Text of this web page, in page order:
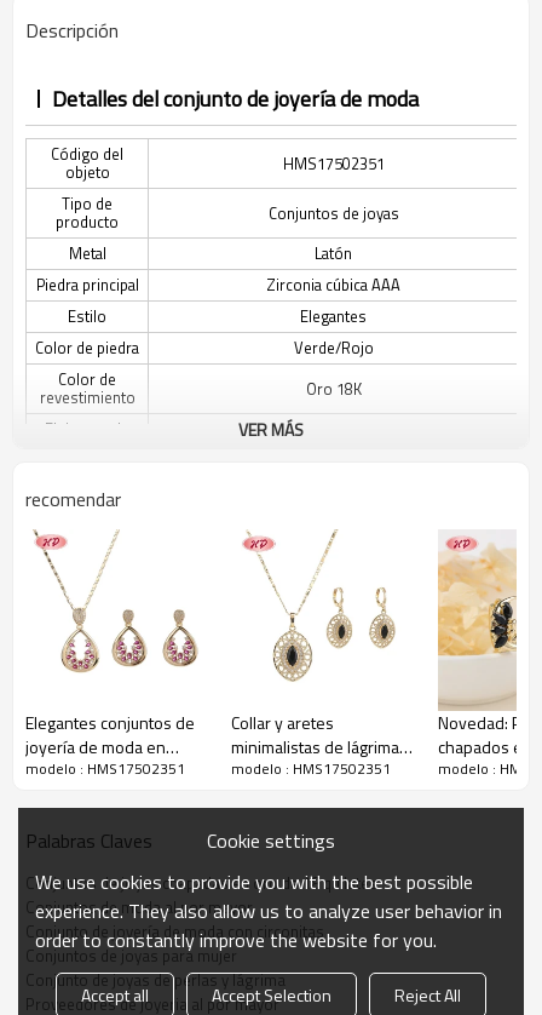
Descripción
Detalles del conjunto de joyería de moda
Código del
objeto
HMS17502351
Tipo de
producto
Conjuntos de joyas
Metal
Latón
Piedra principal
Zirconia cúbica AAA
Estilo
Elegantes
Color de piedra
Verde/Rojo
Color de
revestimiento
Oro 18K
El tiempo de
Descripción del conjunto de joyería de moda
VER MÁS
recomendar
Elegantes conjuntos de
joyería de moda en
forma de lágrima |
modelo : HMS17502351
Collar y aretes
minimalistas de lágrima
bañados en oro de 18
latón
modelo : HMS17502351
Novedad:
chapados en
quilates |
modelo :
Palabras Claves
Conjuntos de joyas chapadas en oro de 18 quilates
Conjuntos de moda al por mayor
Conjunto de joyería de moda con circonitas
Conjuntos de joyas para mujer
Conjunto de joyas de perlas y lágrima
Proveedores de joyeria al por mayor
Cookie settings
We use cookies to provide you with the best possible
experience. They also allow us to analyze user behavior in
order to constantly improve the website for you.
Accept all Accept Selection Reject All